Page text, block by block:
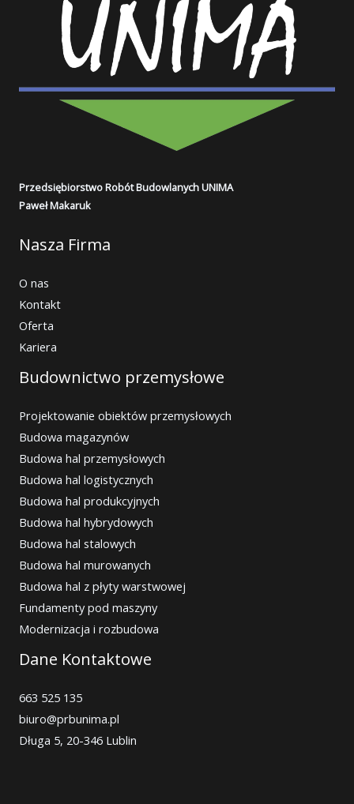
Przedsiębiorstwo Robót Budowlanych UNIMA
Paweł Makaruk
Nasza Firma
O nas
Kontakt
Oferta
Kariera
Budownictwo przemysłowe
Projektowanie obiektów przemysłowych
Budowa magazynów
Budowa hal przemysłowych
Budowa hal logistycznych
Budowa hal produkcyjnych
Budowa hal hybrydowych
Budowa hal stalowych
Budowa hal murowanych
Budowa hal z płyty warstwowej
Fundamenty pod maszyny
Modernizacja i rozbudowa
Dane Kontaktowe
663 525 135
biuro@prbunima.pl
Długa 5, 20-346 Lublin